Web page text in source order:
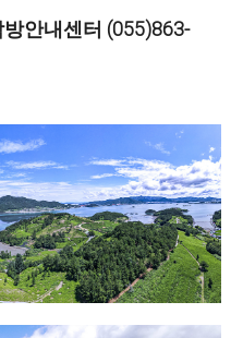
안내센터 (055)863-